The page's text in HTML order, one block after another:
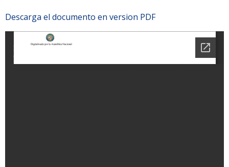
Descarga el documento en version PDF